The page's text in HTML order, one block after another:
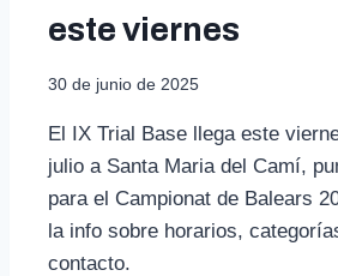
este viernes
30 de junio de 2025
El IX Trial Base llega este
julio a Santa Maria del Camí,
para el Campionat de Balears
la info sobre horarios,
contacto.